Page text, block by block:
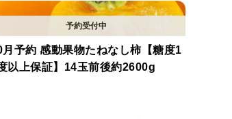
。
栽培方法を編み出し、美味しく甘
月予約 感動果物たねなし柿【糖度1
以上保証】14玉前後約2600g